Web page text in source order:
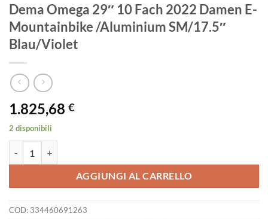
Dema Omega 29″ 10 Fach 2022 Damen E-
Mountainbike /Aluminium SM/17.5″
Blau/Violet
1.825,68 €
2 disponibili
AGGIUNGI AL CARRELLO
COD: 334460691263